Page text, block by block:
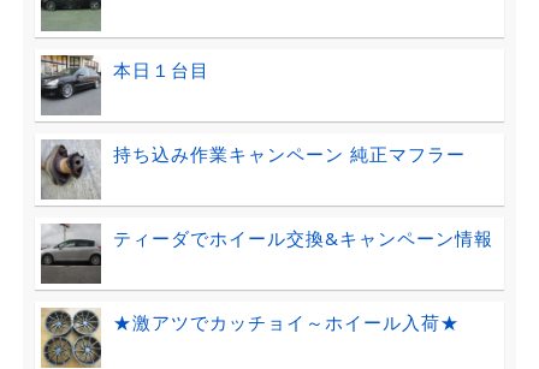
本日１台目
持ち込み作業キャンペーン 純正マフラー
ティーダでホイール交換&キャンペーン情報
★激アツでカッチョイ～ホイール入荷★